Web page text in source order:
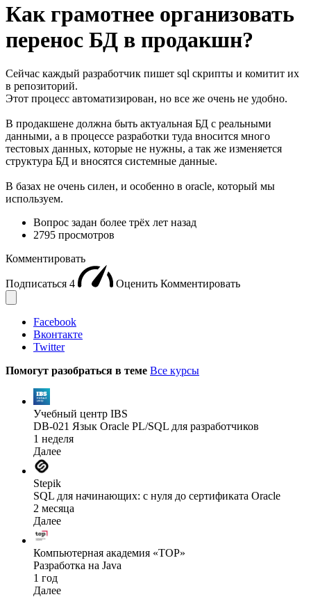
Как грамотнее организовать
перенос БД в продакшн?
Сейчас каждый разработчик пишет sql скрипты и комитит их
в репозиторий.
Этот процесс автоматизирован, но все же очень не удобно.
В продакшене должна быть актуальная БД с реальными
данными, а в процессе разработки туда вносится много
тестовых данных, которые не нужны, а так же изменяется
структура БД и вносятся системные данные.
В базах не очень силен, и особенно в oracle, который мы
используем.
Вопрос задан более трёх лет назад
2795 просмотров
Комментировать
Подписаться 4 Оценить Комментировать
Facebook
Вконтакте
Twitter
Помогут разобраться в теме Все курсы
Учебный центр IBS
DB-021 Язык Oracle PL/SQL для разработчиков
1 неделя
Далее
Stepik
SQL для начинающих: с нуля до сертификата Oracle
2 месяца
Далее
Компьютерная академия «TOP»
Разработка на Java
1 год
Далее